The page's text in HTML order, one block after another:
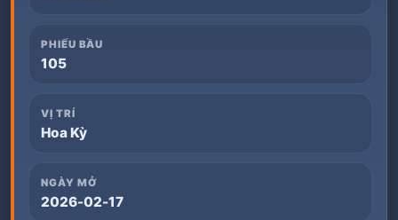
PHIẾU BẦU
105
VỊ TRÍ
Hoa Kỳ
NGÀY MỞ
2026-02-17